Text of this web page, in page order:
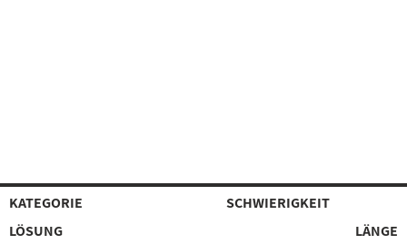
KATEGORIE
SCHWIERIGKEIT
LÖSUNG
LÄNGE